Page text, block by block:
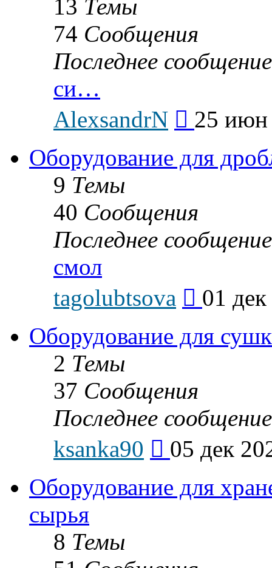
13 Темы
74 Сообщения
Последнее сообщение
си…
AlexsandrN
последнему
25 июн
Оборудование для
9 Темы
40 Сообщения
Последнее сообщение
смол
tagolubtsova
последнему
01
Оборудование для
2 Темы
37 Сообщения
Последнее сообщение
ksanka90
последнему
05 дек
Оборудование для
сырья
8 Темы